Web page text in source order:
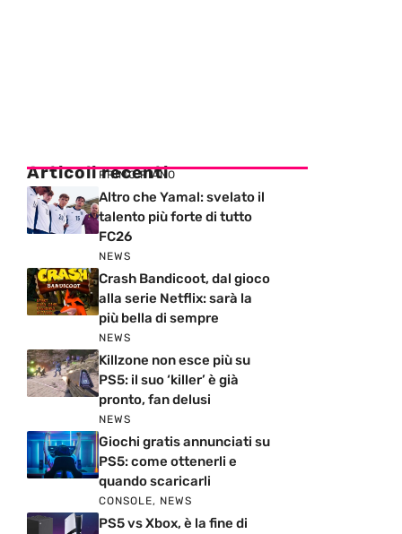
Articoli recenti
PRIMO PIANO
Altro che Yamal: svelato il
talento più forte di tutto
FC26
NEWS
Crash Bandicoot, dal gioco
alla serie Netflix: sarà la
più bella di sempre
NEWS
Killzone non esce più su
PS5: il suo ‘killer’ è già
pronto, fan delusi
NEWS
Giochi gratis annunciati su
PS5: come ottenerli e
quando scaricarli
CONSOLE, NEWS
PS5 vs Xbox, è la fine di